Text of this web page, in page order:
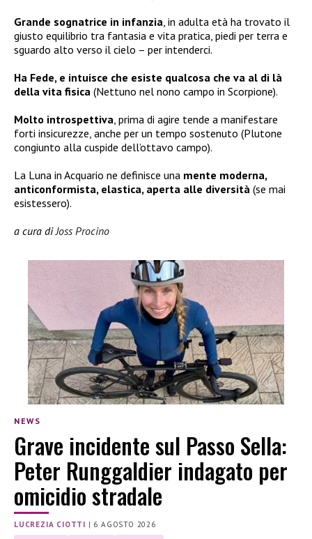
Grande sognatrice in infanzia, in adulta età ha trovato il
giusto equilibrio tra fantasia e vita pratica, piedi per terra e
sguardo alto verso il cielo – per intenderci.
Ha Fede, e intuisce che esiste qualcosa che va al di là
della vita fisica (Nettuno nel nono campo in Scorpione).
Molto introspettiva, prima di agire tende a manifestare
forti insicurezze, anche per un tempo sostenuto (Plutone
congiunto alla cuspide dell’ottavo campo).
La Luna in Acquario ne definisce una mente moderna,
anticonformista, elastica, aperta alle diversità (se mai
esistessero).
a cura diJoss Procino
NEWS
Grave incidente sul Passo Sella:
Peter Runggaldier indagato per
omicidio stradale
LUCREZIA CIOTTI | 6 AGOSTO 2026